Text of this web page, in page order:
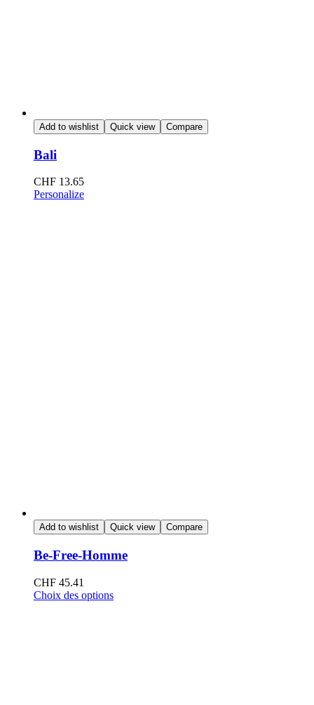
Add to wishlist Quick view Compare
Bali
CHF 13.65
Personalize
Add to wishlist Quick view Compare
Be-Free-Homme
CHF 45.41
Choix des options